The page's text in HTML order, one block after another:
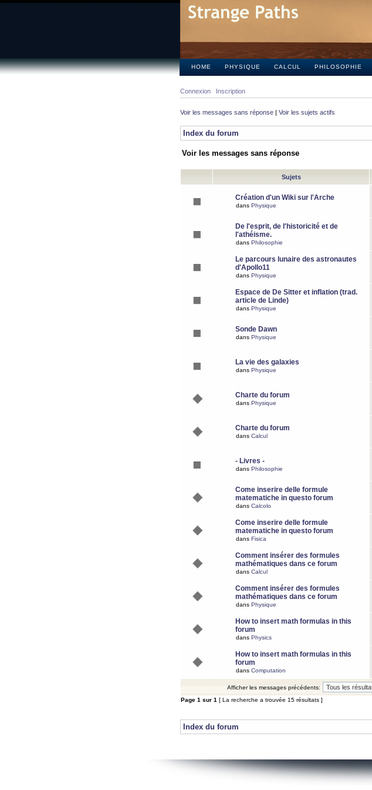
HOME PHYSIQUE CALCUL PHILOSOPHIE
Connexion Inscription
Voir les messages sans réponse | Voir les sujets actifs
Index du forum
Voir les messages sans réponse
Sujets
Création d'un Wiki sur l'Arche
dans Physique
De l'esprit, de l'historicité et de
l'athéisme.
dans Philosophie
Le parcours lunaire des astronautes
d'Apollo11
dans Physique
Espace de De Sitter et inflation (trad.
article de Linde)
dans Physique
Sonde Dawn
dans Physique
La vie des galaxies
dans Physique
Charte du forum
dans Physique
Charte du forum
dans Calcul
- Livres -
dans Philosophie
Come inserire delle formule
matematiche in questo forum
dans Calcolo
Come inserire delle formule
matematiche in questo forum
dans Fisica
Comment insérer des formules
mathématiques dans ce forum
dans Calcul
Comment insérer des formules
mathématiques dans ce forum
dans Physique
How to insert math formulas in this
forum
dans Physics
How to insert math formulas in this
forum
dans Computation
Afficher les messages précédents:
Page 1 sur 1 [ La recherche a trouvée 15 résultats ]
Index du forum